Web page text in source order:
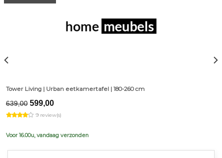
Tower Living | Urban eetkamertafel | 180-260 cm
639,00 Original
price
was:
599,00Current
is:
9 review(s)
Voor 16.00u, vandaag verzonden